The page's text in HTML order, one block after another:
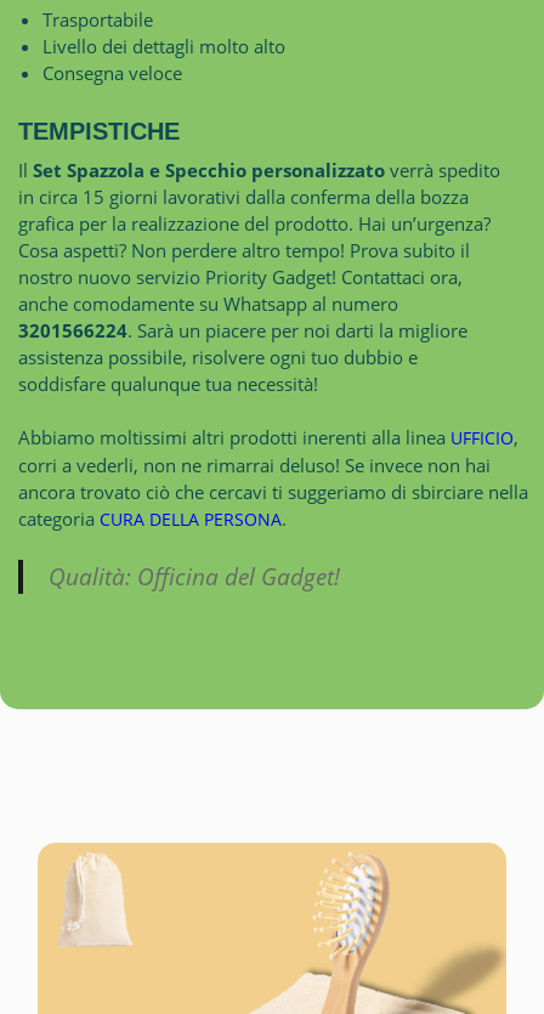
Trasportabile
Livello dei dettagli molto alto
Consegna veloce
TEMPISTICHE
Il Set Spazzola e Specchio personalizzato verrà spedito
in circa 15 giorni lavorativi dalla conferma della bozza
grafica per la realizzazione del prodotto. Hai un’urgenza?
Cosa aspetti? Non perdere altro tempo! Prova subito il
nostro nuovo servizio Priority Gadget! Contattaci ora,
anche comodamente su Whatsapp al numero
3201566224. Sarà un piacere per noi darti la migliore
assistenza possibile, risolvere ogni tuo dubbio e
soddisfare qualunque tua necessità!
Abbiamo moltissimi altri prodotti inerenti alla linea UFFICIO,
corri a vederli, non ne rimarrai deluso! Se invece non hai
ancora trovato ciò che cercavi ti suggeriamo di sbirciare nella
categoria CURA DELLA PERSONA.
Qualità: Officina del Gadget!